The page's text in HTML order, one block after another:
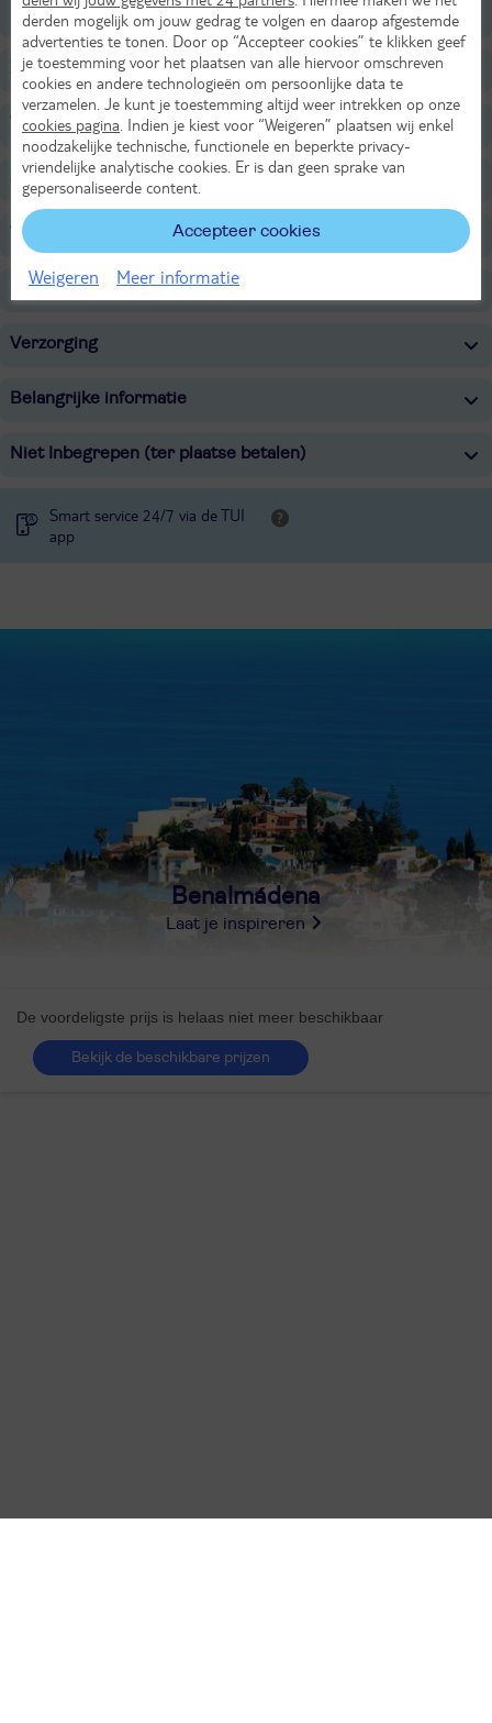
Restaurants/Bars
Zwembaden
Wellness
Sport & Activiteiten
Voor de kinderen
Overige informatie
Verzorging
Belangrijke informatie
Niet Inbegrepen (ter plaatse betalen)
Smart service 24/7 via de TUI
app
Benalmádena
Laat je inspireren
De voordeligste prijs is helaas niet meer beschikbaar
Bekijk de beschikbare prijzen
derden mogelijk om jouw gedrag te volgen en daarop afgestemde
advertenties te tonen. Door op “Accepteer cookies” te klikken geef
je toestemming voor het plaatsen van alle hiervoor omschreven
cookies en andere technologieën om persoonlijke data te
verzamelen. Je kunt je toestemming altijd weer intrekken op onze
cookies pagina . Indien je kiest voor “Weigeren” plaatsen wij enkel
noodzakelijke technische, functionele en beperkte privacy-
vriendelijke analytische cookies. Er is dan geen sprake van
gepersonaliseerde content.
Accepteer cookies
Weigeren Meer informatie